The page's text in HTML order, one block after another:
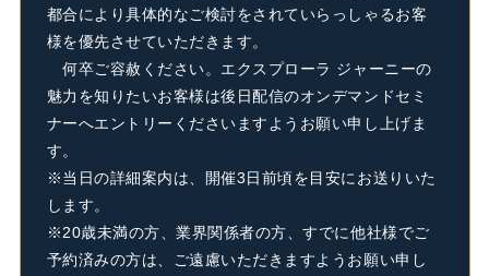
都合により具体的なご検討をされていらっしゃるお客
様を優先させていただきます。
何卒ご容赦ください。エクスプローラ ジャーニーの
魅力を知りたいお客様は後日配信のオンデマンドセミ
ナーへエントリーくださいますようお願い申し上げま
す。
※当日の詳細案内は、開催3日前頃を目安にお送りいた
します。
※20歳未満の方、業界関係者の方、すでに他社様でご
予約済みの方は、ご遠慮いただきますようお願い申し